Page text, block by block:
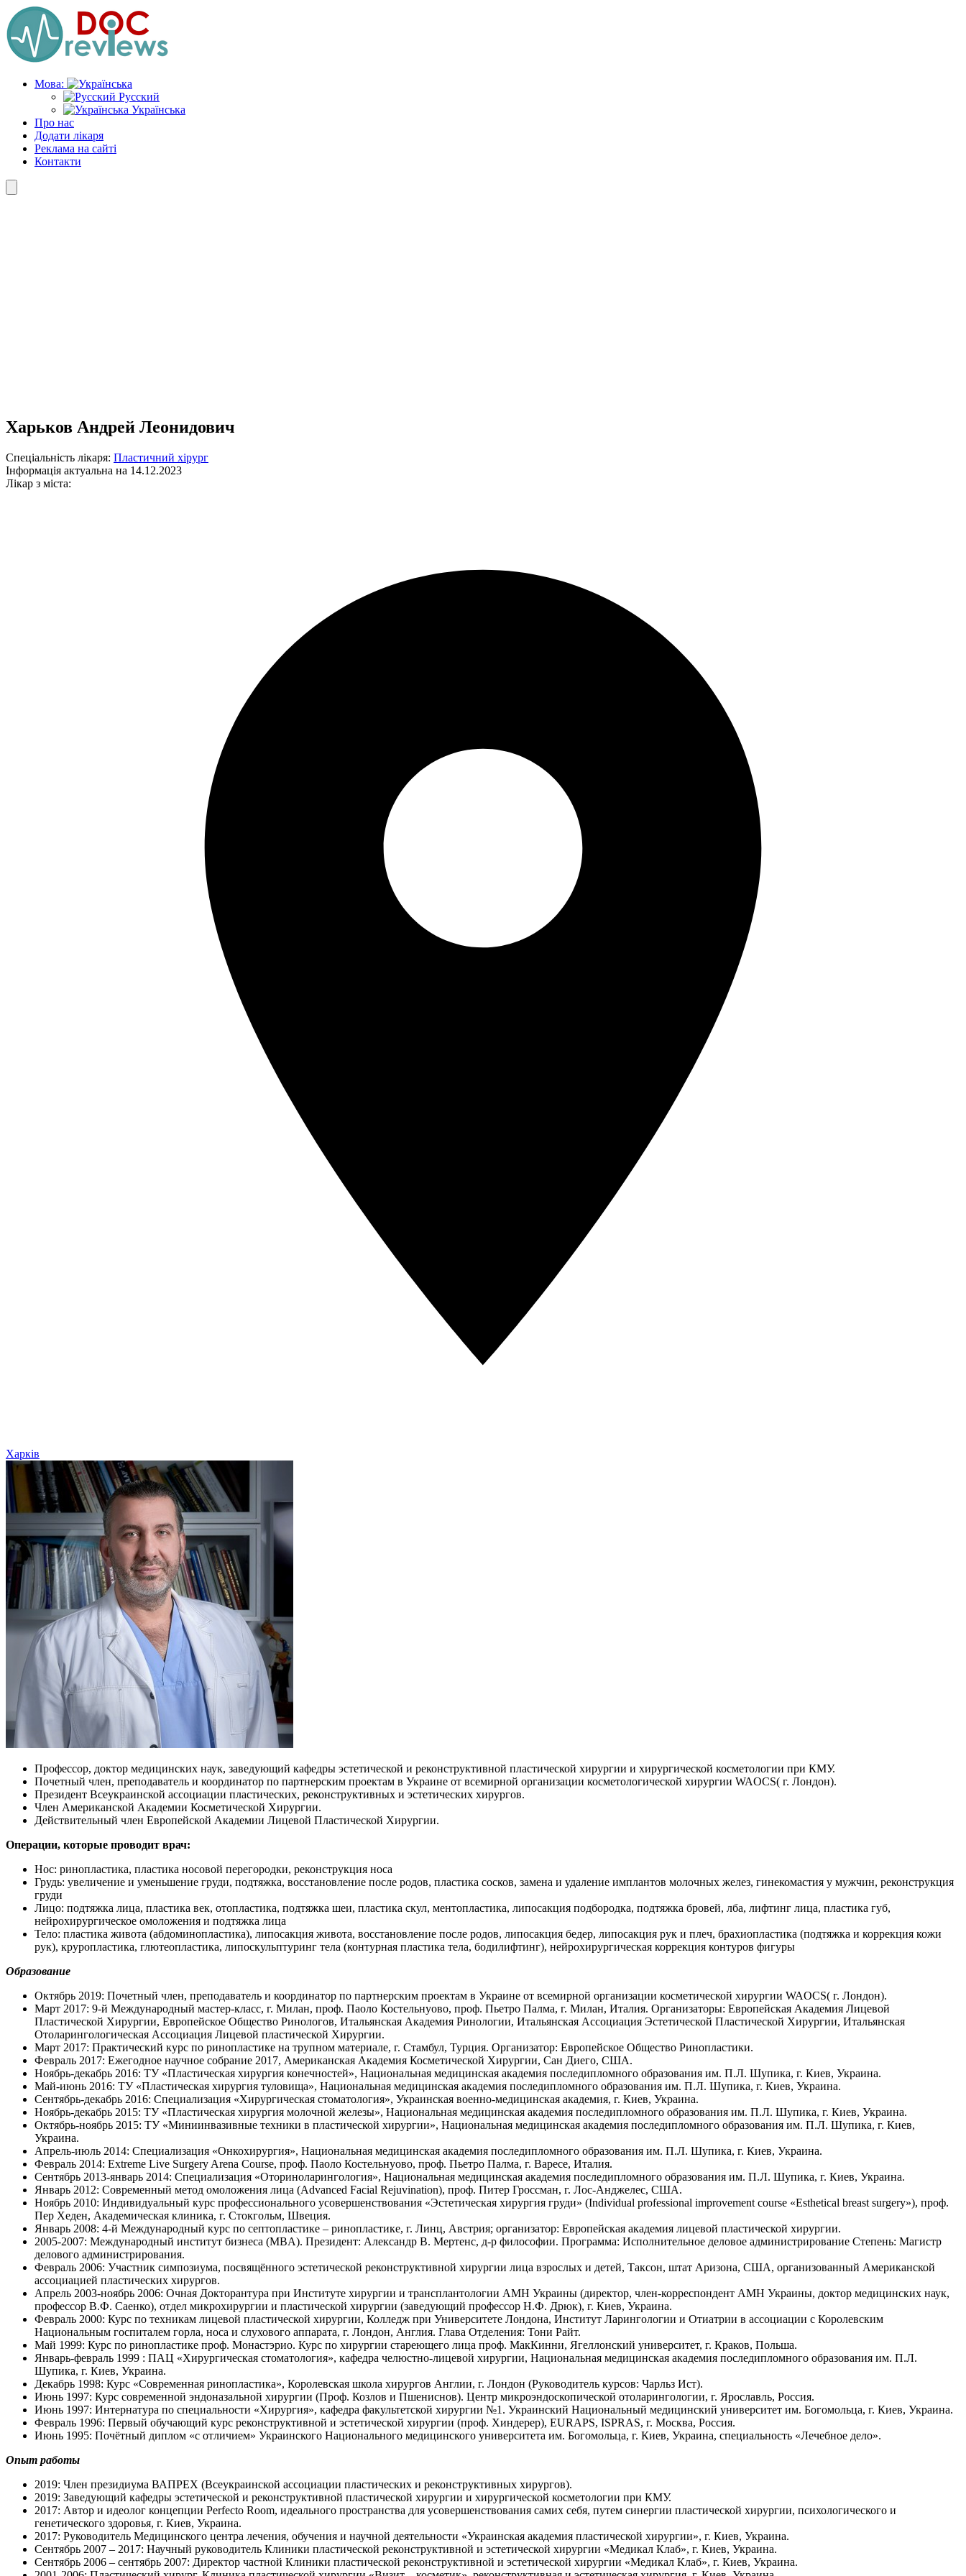
Skip
to
the
content
Мова:
Русский
Українська
Про нас
Додати лікаря
Реклама на сайті
Контакти
Харьков Андрей Леонидович
Спеціальність лікаря: Пластичний хірург
Інформація актуальна на 14.12.2023
Лікар з міста:
Харків
Профессор, доктор медицинских наук, заведующий кафедры эстетической и реконструктивной пластической хирургии и хирургической косметологии при КМУ.
Почетный член, преподаватель и координатор по партнерским проектам в Украине от всемирной организации косметологической хирургии WAOCS( г. Лондон).
Президент Всеукраинской ассоциации пластических, реконструктивных и эстетических хирургов.
Член Американской Академии Косметической Хирургии.
Действительный член Европейской Академии Лицевой Пластической Хирургии.
Операции, которые проводит врач:
Нос: ринопластика, пластика носовой перегородки, реконструкция носа
Грудь: увеличение и уменьшение груди, подтяжка, восстановление после родов, пластика сосков, замена и удаление имплантов молочных желез, гинекомастия у мужчин, реконструкция
груди
Лицо: подтяжка лица, пластика век, отопластика, подтяжка шеи, пластика скул, ментопластика, липосакция подбородка, подтяжка бровей, лба, лифтинг лица, пластика губ,
нейрохирургическое омоложения и подтяжка лица
Тело: пластика живота (абдоминопластика), липосакция живота, восстановление после родов, липосакция бедер, липосакция рук и плеч, брахиопластика (подтяжка и коррекция кожи
рук), круропластика, глютеопластика, липоскульптуринг тела (контурная пластика тела, бодилифтинг), нейрохирургическая коррекция контуров фигуры
Образование
Октябрь 2019: Почетный член, преподаватель и координатор по партнерским проектам в Украине от всемирной организации косметической хирургии WAOCS( г. Лондон).
Март 2017: 9-й Международный мастер-класс, г. Милан, проф. Паоло Костельнуово, проф. Пьетро Палма, г. Милан, Италия. Организаторы: Европейская Академия Лицевой
Пластической Хирургии, Европейское Общество Ринологов, Итальянская Академия Ринологии, Итальянская Ассоциация Эстетической Пластической Хирургии, Итальянская
Отоларингологическая Ассоциация Лицевой пластической Хирургии.
Март 2017: Практический курс по ринопластике на трупном материале, г. Стамбул, Турция. Организатор: Европейское Общество Ринопластики.
Февраль 2017: Ежегодное научное собрание 2017, Американская Академия Косметической Хирургии, Сан Диего, США.
Ноябрь-декабрь 2016: ТУ «Пластическая хирургия конечностей», Национальная медицинская академия последипломного образования им. П.Л. Шупика, г. Киев, Украина.
Май-июнь 2016: ТУ «Пластическая хирургия туловища», Национальная медицинская академия последипломного образования им. П.Л. Шупика, г. Киев, Украина.
Сентябрь-декабрь 2016: Специализация «Хирургическая стоматология», Украинская военно-медицинская академия, г. Киев, Украина.
Ноябрь-декабрь 2015: ТУ «Пластическая хирургия молочной железы», Национальная медицинская академия последипломного образования им. П.Л. Шупика, г. Киев, Украина.
Октябрь-ноябрь 2015: ТУ «Миниинвазивные техники в пластической хирургии», Национальная медицинская академия последипломного образования им. П.Л. Шупика, г. Киев,
Украина.
Апрель-июль 2014: Специализация «Онкохирургия», Национальная медицинская академия последипломного образования им. П.Л. Шупика, г. Киев, Украина.
Февраль 2014: Extreme Live Surgery Arena Course, проф. Паоло Костельнуово, проф. Пьетро Палма, г. Варесе, Италия.
Сентябрь 2013-январь 2014: Специализация «Оториноларингология», Национальная медицинская академия последипломного образования им. П.Л. Шупика, г. Киев, Украина.
Январь 2012: Современный метод омоложения лица (Advanced Facial Rejuvination), проф. Питер Гроссман, г. Лос-Анджелес, США.
Ноябрь 2010: Индивидуальный курс профессионального усовершенствования «Эстетическая хирургия груди» (Individual professional improvement course «Esthetical breast surgery»), проф.
Пер Хеден, Академическая клиника, г. Стокгольм, Швеция.
Январь 2008: 4-й Международный курс по септопластике – ринопластике, г. Линц, Австрия; организатор: Европейская академия лицевой пластической хирургии.
2005-2007: Международный институт бизнеса (MBA). Президент: Александр В. Мертенс, д-р философии. Программа: Исполнительное деловое администрирование Степень: Магистр
делового администрирования.
Февраль 2006: Участник симпозиума, посвящённого эстетической реконструктивной хирургии лица взрослых и детей, Таксон, штат Аризона, США, организованный Американской
ассоциацией пластических хирургов.
Апрель 2003-ноябрь 2006: Очная Докторантура при Институте хирургии и трансплантологии АМН Украины (директор, член-корреспондент АМН Украины, доктор медицинских наук,
профессор В.Ф. Саенко), отдел микрохирургии и пластической хирургии (заведующий профессор Н.Ф. Дрюк), г. Киев, Украина.
Февраль 2000: Курс по техникам лицевой пластической хирургии, Колледж при Университете Лондона, Институт Ларингологии и Отиатрии в ассоциации с Королевским
Национальным госпиталем горла, носа и слухового аппарата, г. Лондон, Англия. Глава Отделения: Тони Райт.
Май 1999: Курс по ринопластике проф. Монастэрио. Курс по хирургии стареющего лица проф. МакКинни, Ягеллонский университет, г. Краков, Польша.
Январь-февраль 1999 : ПАЦ «Хирургическая стоматология», кафедра челюстно-лицевой хирургии, Национальная медицинская академия последипломного образования им. П.Л.
Шупика, г. Киев, Украина.
Декабрь 1998: Курс «Современная ринопластика», Королевская школа хирургов Англии, г. Лондон (Руководитель курсов: Чарльз Ист).
Июнь 1997: Курс современной эндоназальной хирургии (Проф. Козлов и Пшениснов). Центр микроэндоскопической отоларингологии, г. Ярославль, Россия.
Июнь 1997: Интернатура по специальности «Хирургия», кафедра факультетской хирургии №1. Украинский Национальный медицинский университет им. Богомольца, г. Киев, Украина.
Февраль 1996: Первый обучающий курс реконструктивной и эстетической хирургии (проф. Хиндерер), EURAPS, ISPRAS, г. Москва, Россия.
Июнь 1995: Почётный диплом «с отличием» Украинского Национального медицинского университета им. Богомольца, г. Киев, Украина, специальность «Лечебное дело».
Опыт работы
2019: Член президиума ВАПРЕХ (Всеукраинской ассоциации пластических и реконструктивных хирургов).
2019: Заведующий кафедры эстетической и реконструктивной пластической хирургии и хирургической косметологии при КМУ.
2017: Автор и идеолог концепции Perfecto Room, идеального пространства для усовершенствования самих себя, путем синергии пластической хирургии, психологического и
генетического здоровья, г. Киев, Украина.
2017: Руководитель Медицинского центра лечения, обучения и научной деятельности «Украинская академия пластической хирургии», г. Киев, Украина.
Сентябрь 2007 – 2017: Научный руководитель Клиники пластической реконструктивной и эстетической хирургии «Медикал Клаб», г. Киев, Украина.
Сентябрь 2006 – сентябрь 2007: Директор частной Клиники пластической реконструктивной и эстетической хирургии «Медикал Клаб», г. Киев, Украина.